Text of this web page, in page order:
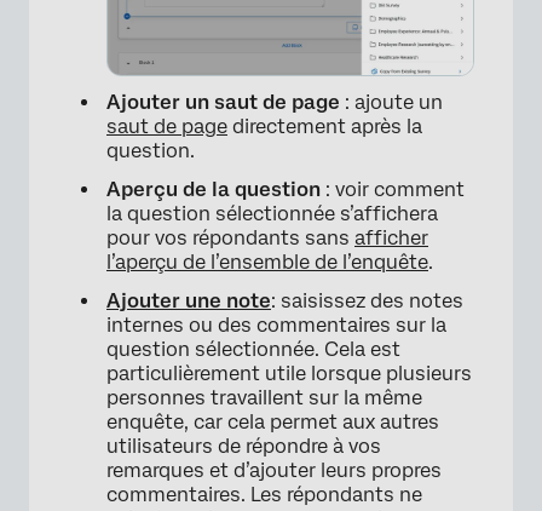
×
×
Ajouter un saut de page : ajoute un
saut de page directement après la
question.
Aperçu de la question : voir comment
la question sélectionnée s’affichera
pour vos répondants sans afficher
l’aperçu de l’ensemble de l’enquête.
Ajouter une note: saisissez des notes
internes ou des commentaires sur la
question sélectionnée. Cela est
particulièrement utile lorsque plusieurs
personnes travaillent sur la même
enquête, car cela permet aux autres
utilisateurs de répondre à vos
remarques et d’ajouter leurs propres
commentaires. Les répondants ne